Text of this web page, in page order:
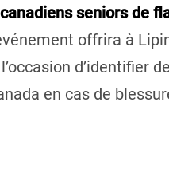
seniors de
offrira à
d’identifier
en cas de